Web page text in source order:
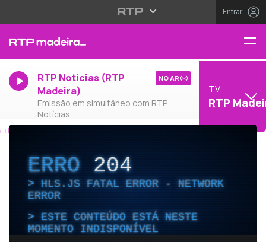
Entrar
RTP Notícias (RTP
Madeira)
Emissão em simultâneo com RTP
Notícias
NO AR
TV
RTP
ERRO204
HLS.JS FATAL ERROR - NETWORK
ERROR
ESTE CONTEÚDO ESTÁ NESTE
MOMENTO INDISPONÍVEL